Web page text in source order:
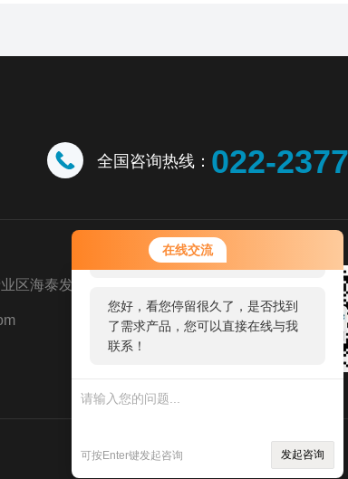
在线交流
您好！欢迎前来咨询，很高兴为您
服务，请问您要咨询什么问题呢？
您好，看您停留很久了，是否找到
了需求产品，您可以直接在线与我
联系！
可按Enter键发起咨询 发起咨询
全国咨询热线： 022-
区海泰发展五道八号